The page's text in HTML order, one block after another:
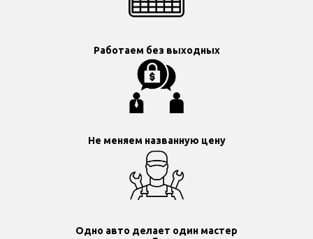
Работаем без выходных
Не меняем названную цену
Одно авто делает один мастер